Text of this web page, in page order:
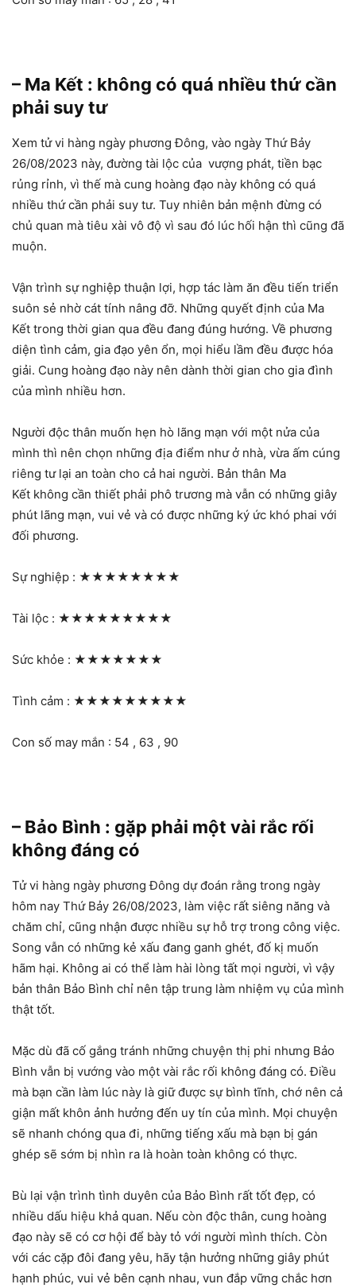
– Ma Kết : không có quá nhiều thứ cần
phải suy tư
Xem tử vi hàng ngày phương Đông, vào ngày Thứ Bảy
26/08/2023 này, đường tài lộc của vượng phát, tiền bạc
rủng rỉnh, vì thế mà cung hoàng đạo này không có quá
nhiều thứ cần phải suy tư. Tuy nhiên bản mệnh đừng có
chủ quan mà tiêu xài vô độ vì sau đó lúc hối hận thì cũng đã
muộn.
Vận trình sự nghiệp thuận lợi, hợp tác làm ăn đều tiến triển
suôn sẻ nhờ cát tính nâng đỡ. Những quyết định của Ma
Kết trong thời gian qua đều đang đúng hướng. Về phương
diện tình cảm, gia đạo yên ổn, mọi hiểu lầm đều được hóa
giải. Cung hoàng đạo này nên dành thời gian cho gia đình
của mình nhiều hơn.
Người độc thân muốn hẹn hò lãng mạn với một nửa của
mình thì nên chọn những địa điểm như ở nhà, vừa ấm cúng
riêng tư lại an toàn cho cả hai người. Bản thân Ma
Kết không cần thiết phải phô trương mà vẫn có những giây
phút lãng mạn, vui vẻ và có được những ký ức khó phai với
đối phương.
Sự nghiệp : ★★★★★★★★
Tài lộc : ★★★★★★★★★
Sức khỏe : ★★★★★★★
Tình cảm : ★★★★★★★★★
Con số may mắn : 54 , 63 , 90
– Bảo Bình : gặp phải một vài rắc rối
không đáng có
Tử vi hàng ngày phương Đông dự đoán rằng trong ngày
hôm nay Thứ Bảy 26/08/2023, làm việc rất siêng năng và
chăm chỉ, cũng nhận được nhiều sự hỗ trợ trong công việc.
Song vẫn có những kẻ xấu đang ganh ghét, đố kị muốn
hãm hại. Không ai có thể làm hài lòng tất mọi người, vì vậy
bản thân Bảo Bình chỉ nên tập trung làm nhiệm vụ của mình
thật tốt.
Mặc dù đã cố gắng tránh những chuyện thị phi nhưng Bảo
Bình vẫn bị vướng vào một vài rắc rối không đáng có. Điều
mà bạn cần làm lúc này là giữ được sự bình tĩnh, chớ nên cả
giận mất khôn ảnh hưởng đến uy tín của mình. Mọi chuyện
sẽ nhanh chóng qua đi, những tiếng xấu mà bạn bị gán
ghép sẽ sớm bị nhìn ra là hoàn toàn không có thực.
Bù lại vận trình tình duyên của Bảo Bình rất tốt đẹp, có
nhiều dấu hiệu khả quan. Nếu còn độc thân, cung hoàng
đạo này sẽ có cơ hội để bày tỏ với người mình thích. Còn
với các cặp đôi đang yêu, hãy tận hưởng những giây phút
hạnh phúc, vui vẻ bên cạnh nhau, vun đắp vững chắc hơn